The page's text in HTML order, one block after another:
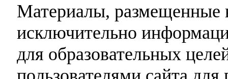
Материалы, размещенные
исключительно
для образовательных